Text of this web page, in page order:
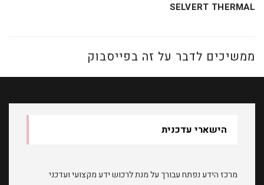
SELVERT THERMAL
ממשיכים לדבר על זה בפייסבוק
הישארי עדכנית
מרכז הידע נפתח עבורך על מנת לרכוש ידע מקצועי ועדכני